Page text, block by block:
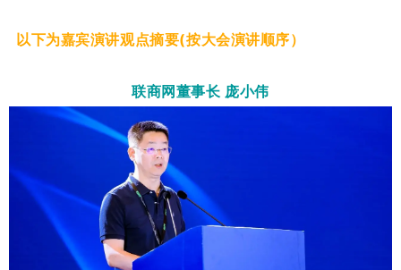
以下为嘉宾演讲观点摘要(按大会演讲顺序）
联商网董事长 庞小伟